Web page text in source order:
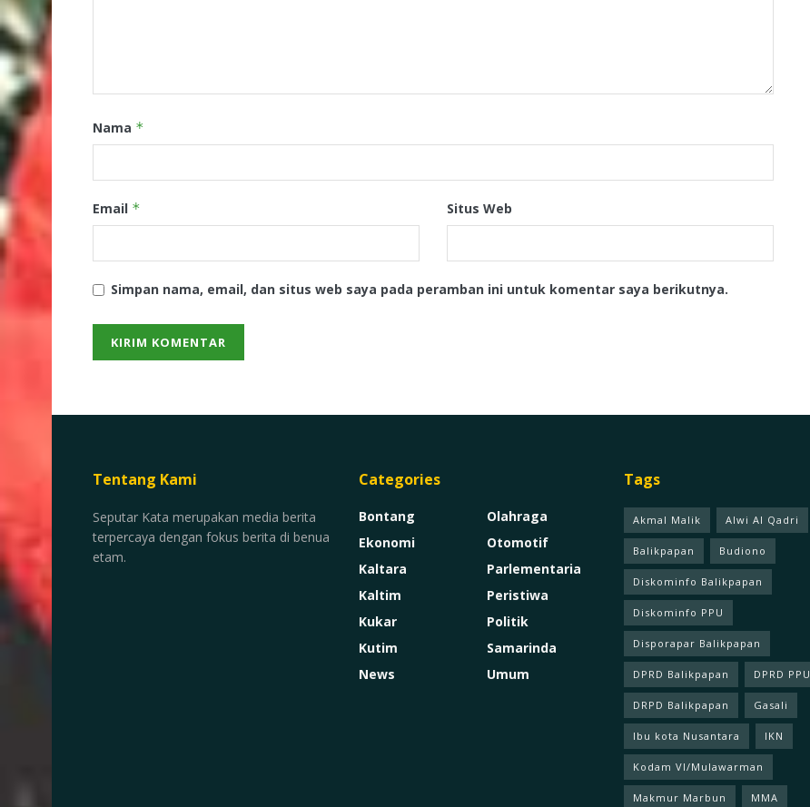
Nama *
Email * Situs Web
Simpan nama, email, dan situs web saya pada peramban ini untuk komentar saya berikutnya.
Tentang Kami
Seputar Kata merupakan media berita
terpercaya dengan fokus berita di benua
etam.
Categories
Bontang
Ekonomi
Kaltara
Kaltim
Kukar
Kutim
News
Olahraga
Otomotif
Parlementaria
Peristiwa
Politik
Samarinda
Umum
Tags
Akmal Malik Alwi Al Qadri
Balikpapan Budiono
Diskominfo Balikpapan
Diskominfo PPU
Disporapar Balikpapan
DPRD Balikpapan DPRD PPU
DRPD Balikpapan Gasali
Ibu kota Nusantara IKN
Kodam Vl/Mulawarman
Makmur Marbun MMA